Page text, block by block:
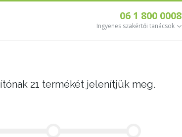
06 1 800 0008
Ingyenes szakértői tanácsok
21 termékét jelenítjük meg.